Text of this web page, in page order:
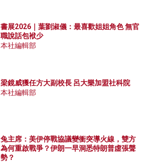
書展2026｜葉劉淑儀：最喜歡姐姐角色 無官
職說話包袱少
本社編輯部
梁鏡威獲任方大副校長 呂大樂加盟社科院
本社編輯部
兔主席：美伊停戰協議變衝突導火線，雙方
為何重啟戰爭？伊朗一早洞悉特朗普虛張聲
勢？